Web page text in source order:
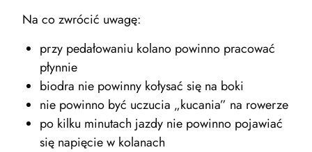
Na co zwrócić uwagę:
przy pedałowaniu kolano powinno pracować
płynnie
biodra nie powinny kołysać się na boki
nie powinno być uczucia „kucania” na rowerze
po kilku minutach jazdy nie powinno pojawiać
się napięcie w kolanach